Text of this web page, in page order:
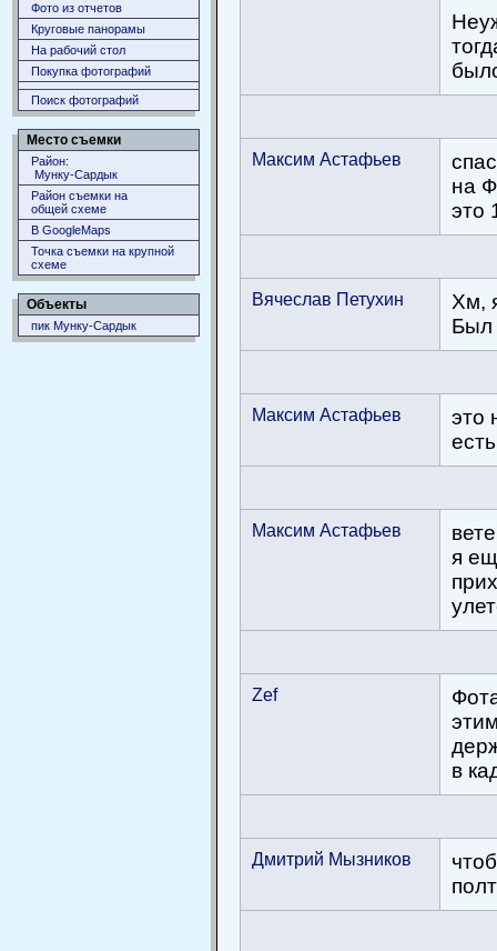
Фото из отчетов
Круговые панорамы
На рабочий стол
Покупка фотографий
Поиск фотографий
Место съемки
Район:
Мунку-Сардык
Район съемки на
общей схеме
В GoogleMaps
Точка съемки на крупной
схеме
Объекты
пик Мунку-Сардык
Максим Астафьев
на
это
Вячеслав Петухин
Хм,
Был
Максим Астафьев
это
Максим Астафьев
я
Zef
в
Дмитрий Мызников